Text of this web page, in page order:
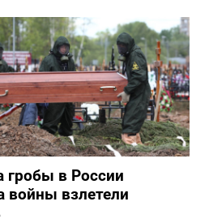
гробы в России
войны взлетели